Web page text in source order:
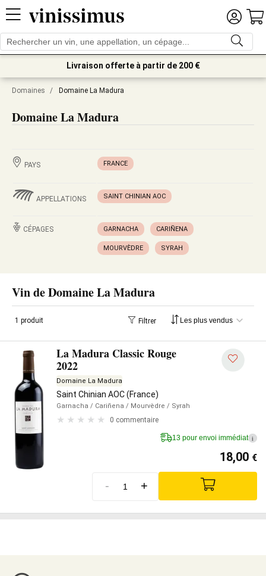
Livraison offerte à partir de 200 €
Domaines / Domaine La Madura
Domaine La Madura
PAYS FRANCE
APPELLATIONS SAINT CHINIAN AOC
CÉPAGES GARNACHA CARIÑENA
MOURVÈDRE SYRAH
Vin de Domaine La Madura
1 produit Filtrer
La Madura Classic Rouge
2022
Domaine La Madura
Saint Chinian AOC (France)
Garnacha / Cariñena / Mourvèdre / Syrah
0 commentaire
13 pour envoi immédiat i
18,00 €
- +